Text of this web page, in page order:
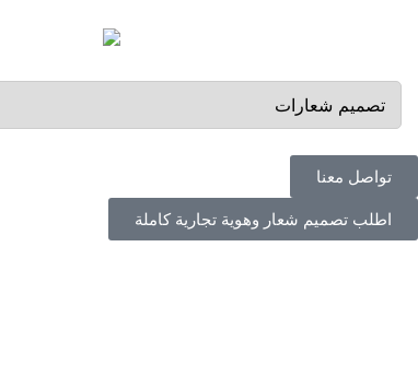
تواصل معنا
اطلب تصميم شعار وهوية تجارية كاملة